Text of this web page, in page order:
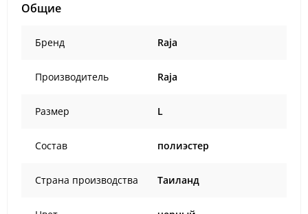
Общие
Бренд Raja
Производитель Raja
Размер L
Состав полиэстер
Страна производства Таиланд